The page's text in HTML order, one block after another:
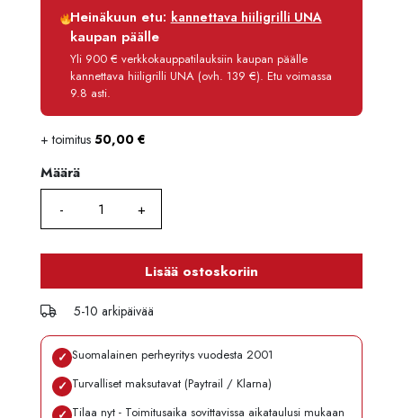
Luottoaika
12 kk
Korko
Käsittelymaksu
3,90 €/kk
Maksettava yhteensä
1 553,80 €
Heinäkuun etu: kannettava hiiligrilli UNA
kaupan päälle
Yli 900 € verkkokauppatilauksiin kaupan päälle
kannettava hiiligrilli UNA (ovh. 139 €). Etu voimassa
9.8 asti.
+ toimitus 50,00 €
Määrä
Määrä
Lisää ostoskoriin
5-10 arkipäivää
✓ Suomalainen perheyritys vuodesta 2001
✓ Turvalliset maksutavat (Paytrail / Klarna)
Tilaa nyt - Toimitusaika sovittavissa aikataulusi mukaan